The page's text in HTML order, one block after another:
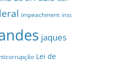
impeachment inss
jaques
Lei de